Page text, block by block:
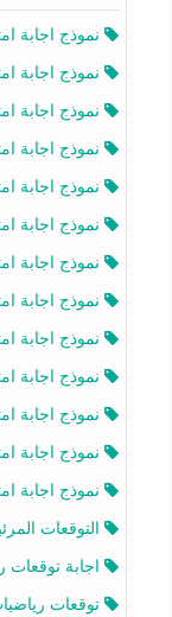
نموذج اجابة
نموذج اجابة
نموذج اجابة
نموذج اجابة امتحان
نموذج اجابة
نموذج اجابة
نموذج اجابة امتحان
نموذج اجابة
نموذج اجابة
نموذج اجابة
نموذج اجابة امتحان
نموذج اجابة
نموذج اجابة
التوقعات المرئية
اجابة توقعات
توقعات رياضيات